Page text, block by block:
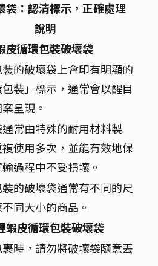
袋：認清標示，正確處理
說明
皮循環包裝破壞袋
的破壞袋上會印有明顯的
包裝」標示，通常會以醒目
呈現。
常由特殊的耐用材料製
使用多次，並能有效地保
過程中不受損壞。
的破壞袋通常有不同的尺
同大小的商品。
蝦皮循環包裝破壞袋
時，請勿將破壞袋隨意丟